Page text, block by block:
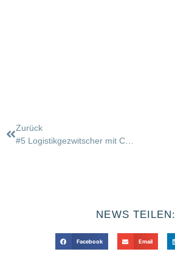
Zurück
NEWS TEILEN:
Facebook Email